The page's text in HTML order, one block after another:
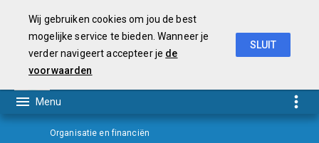
Organisatie en financiën
Wij gebruiken cookies om jou de best
mogelijke service te bieden. Wanneer je
verder navigeert accepteer je de
voorwaarden
SLUIT